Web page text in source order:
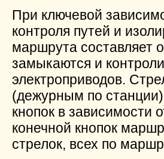
При ключевой
контроля путей и
маршрута составляет
замыкаются и
электроприводов.
(дежурным по
кнопок в
конечной кнопок
стрелок, всех по